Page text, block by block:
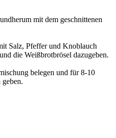
mit dem geschnittenen
Salz, Pfeffer und Knoblauch
die Weißbrotbrösel dazugeben.
belegen und für 8-10